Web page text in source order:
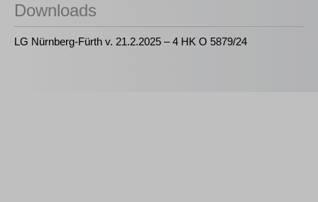
Downloads
LG Nürnberg-Fürth v. 21.2.2025 – 4 HK O 5879/24